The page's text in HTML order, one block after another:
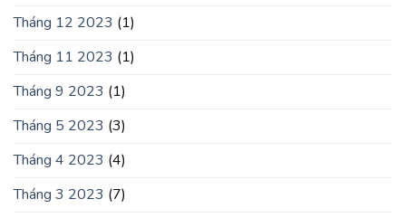
Tháng 12 2023 (1)
Tháng 11 2023 (1)
Tháng 9 2023 (1)
Tháng 5 2023 (3)
Tháng 4 2023 (4)
Tháng 3 2023 (7)